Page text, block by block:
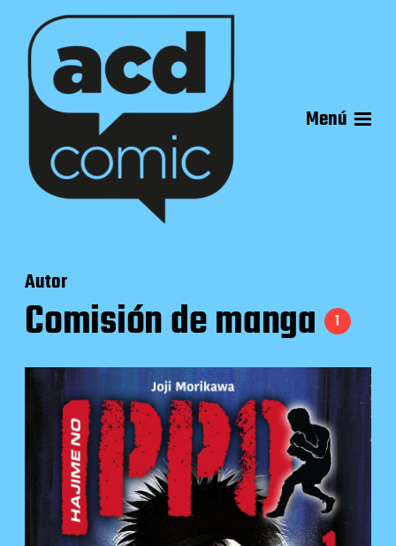
Menú
Autor
Comisión de manga 1